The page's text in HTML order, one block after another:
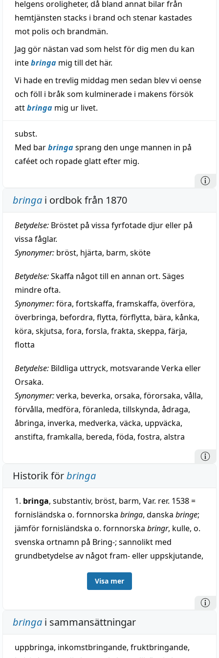
helgens oroligheter, då bland annat bilar från
hemtjänsten stacks i brand och stenar kastades
mot polis och brandmän.
Jag gör nästan vad som helst för dig men du kan
intebringa mig till det här.
Vi hade en trevlig middag men sedan blev vi oense
och föll i bråk som kulminerade i makens försök
attbringa mig ur livet.
subst.
Med barbringasprang den unge mannen in på
caféet och ropade glatt efter mig.
bringa i ordbok från 1870
Betydelse: Bröstet på vissa fyrfotade djur eller på
vissa fåglar.
Synonymer: bröst, hjärta, barm, sköte
Betydelse:Skaffa något till en annan ort. Säges
mindre ofta.
Synonymer:föra, fortskaffa, framskaffa, överföra,
överbringa, befordra, flytta, förflytta, bära, kånka,
köra, skjutsa, fora, forsla, frakta, skeppa, färja,
flotta
Betydelse: Bildliga uttryck, motsvarande Verka eller
Orsaka.
Synonymer:verka, beverka, orsaka, förorsaka, vålla,
förvålla, medföra, föranleda, tillskynda, ådraga,
åbringa, inverka, medverka, väcka, uppväcka,
anstifta, framkalla, bereda, föda, fostra, alstra
Historik förbringa
1. bringa, substantiv, bröst, barm, Var. rer. 1538 =
fornisländska o. fornnorska bringa, danska bringe;
jämför fornisländska o. fornnorska bringr, kulle, o.
svenska ortnamn på Bring-; sannolikt med
grundbetydelse av något fram- eller uppskjutande,
, skjuta fram (se Bråviken),
emellertid bröst till urgermanska roten
svälla och dylikt, kunde man dock tänka på en
liknande härledning av bringa: litauiskabrìnkti,
Visa mer
bringa i sammansättningar
uppbringa, inkomstbringande, fruktbringande,